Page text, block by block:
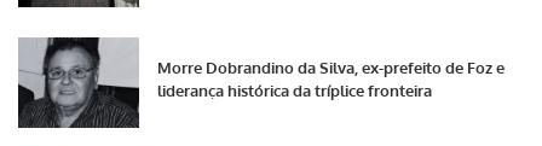
Morre Dobrandino da Silva, ex-prefeito de Foz e
liderança histórica da tríplice fronteira